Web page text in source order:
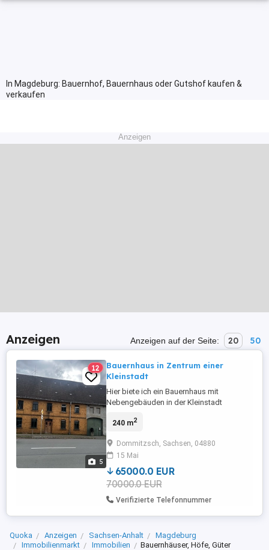
In Magdeburg: Bauernhof, Bauernhaus oder Gutshof kaufen &
verkaufen
Anzeigen
Anzeigen Anzeigen auf der Seite: 20 50
5
12
Bauernhaus in Zentrum einer
Kleinstadt
Hier biete ich ein Bauernhaus mit
Nebengebäuden in der Kleinstadt
Renovierungsarbeiten sind wegen Unfall
Objekt bietet viele Mőglichkeiten der
Nutzung. 2 Familien kőnnten sich ein
gemütliches Zuhause schaffen.
240 m2
Dommitzsch, Sachsen, 04880
15 Mai
65000.0 EUR
70000.0 EUR
Verifizierte Telefonnummer
Quoka Anzeigen Sachsen-Anhalt
Magdeburg
Immobilienmarkt
Immobilien Bauernhäuser, Höfe, Güter